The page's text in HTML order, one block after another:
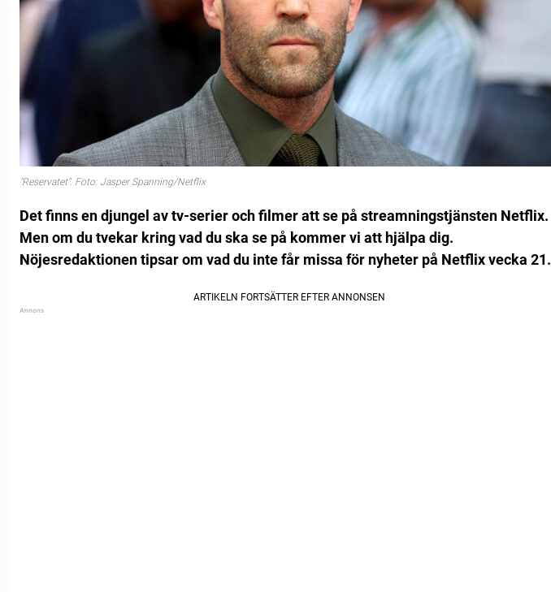
"Reservatet". Foto: Jasper Spanning/Netflix
Det finns en djungel av tv-serier och filmer att se på streamningstjänsten Netflix.
Men om du tvekar kring vad du ska se på kommer vi att hjälpa dig.
Nöjesredaktionen tipsar om vad du inte får missa för nyheter på Netflix vecka 21.